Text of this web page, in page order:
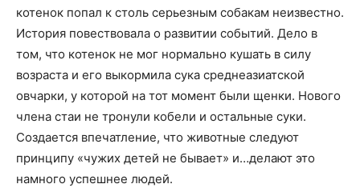
котенок попал к столь серьезным собакам неизвестно.
История повествовала о развитии событий. Дело в
том, что котенок не мог нормально кушать в силу
возраста и его выкормила сука среднеазиатской
овчарки, у которой на тот момент были щенки. Нового
члена стаи не тронули кобели и остальные суки.
Создается впечатление, что животные следуют
принципу «чужих детей не бывает» и…делают это
намного успешнее людей.